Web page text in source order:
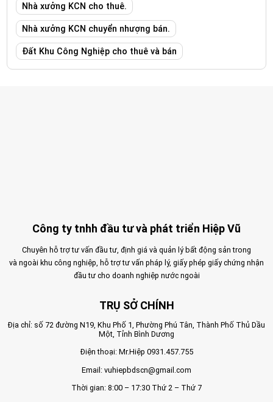
Nhà xưởng KCN cho thuê.
Nhà xưởng KCN chuyển nhượng bán.
Đất Khu Công Nghiệp cho thuê và bán
Công ty tnhh đầu tư và phát triển Hiệp Vũ
Chuyên hỗ trợ tư vấn đầu tư, định giá và quản lý bất động sản trong
và ngoài khu công nghiệp, hỗ trợ tư vấn pháp lý, giấy phép giấy chứng nhận
đầu tư cho doanh nghiệp nước ngoài
TRỤ SỞ CHÍNH
Địa chỉ: số 72 đường N19, Khu Phố 1, Phường Phú Tân, Thành Phố Thủ Dầu
Một, Tỉnh Bình Dương
Điện thoại: Mr.Hiệp 0931.457.755
Email: vuhiepbdscn@gmail.com
Thời gian: 8:00 – 17:30 Thứ 2 – Thứ 7